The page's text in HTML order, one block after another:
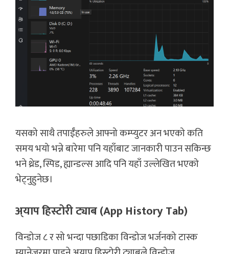
यसको साथै तपाईँहरुले आफ्नो कम्प्युटर अन भएको कति
समय भयो भन्ने बारेमा पनि यहाँबाट जानकारी पाउन सकिन्छ
भने थ्रेड, स्पिड, ह्यान्डल्स आदि पनि यहाँ उल्लेखित भएको
भेट्नुहुनेछ।
अ्याप हिस्टोरी ट्याब (App History Tab)
विन्डोज ८ र सो भन्दा पछाडिका विन्डोज भर्जनको टास्क